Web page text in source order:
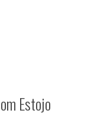
Estojo